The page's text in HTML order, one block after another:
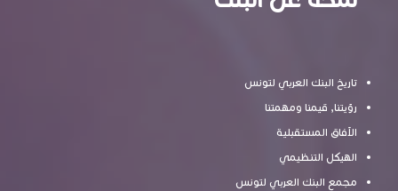
تاريخ البنك العربي لتونس
رؤيتنا, قيمنا ومهمتنا
الآفاق المستقبلية
الهيكل التنظيمي
مجمع البنك العربي لتونس